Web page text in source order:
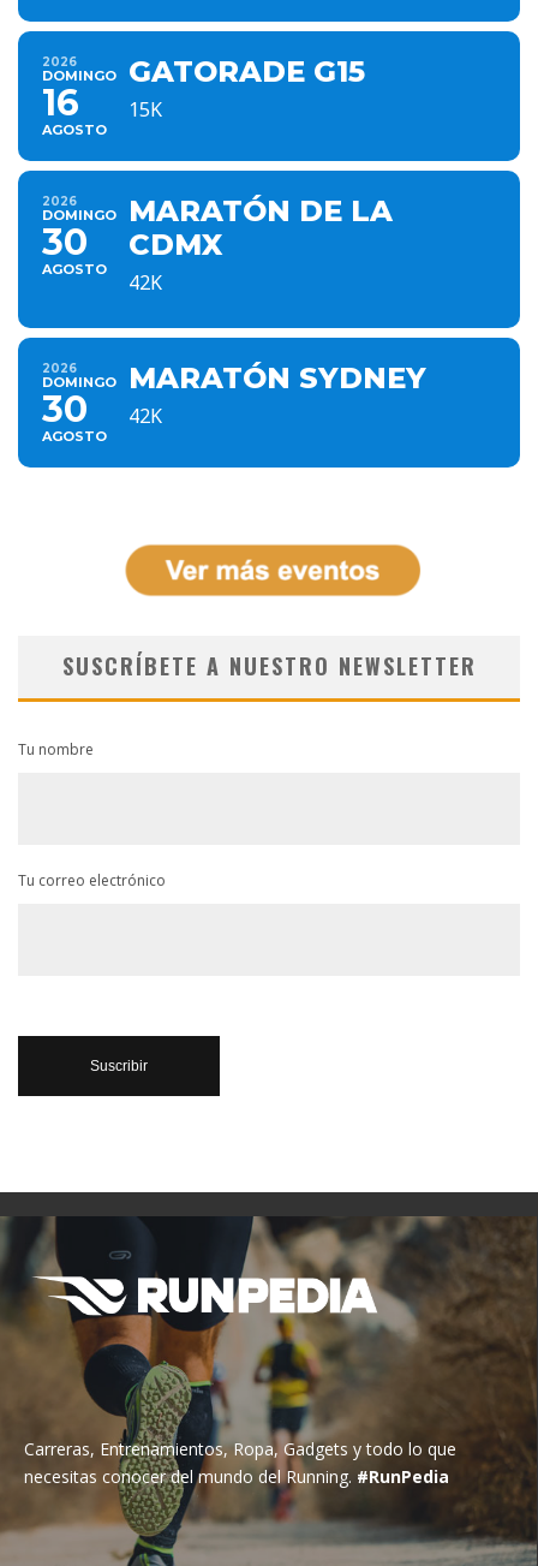
2026
DOMINGO
16
AGOSTO
GATORADE G15
15K
2026
DOMINGO
30
AGOSTO
MARATÓN DE LA
CDMX
42K
2026
DOMINGO
30
AGOSTO
MARATÓN SYDNEY
42K
SUSCRÍBETE A NUESTRO NEWSLETTER
Tu nombre
Tu correo electrónico
Carreras, Entrenamientos, Ropa, Gadgets y todo lo que
necesitas conocer del mundo del Running. #RunPedia